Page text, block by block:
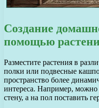
Создание
помощью
Разместите растения в
полки или подвесные
пространство более
интереса. Например,
стену, а на пол поставить